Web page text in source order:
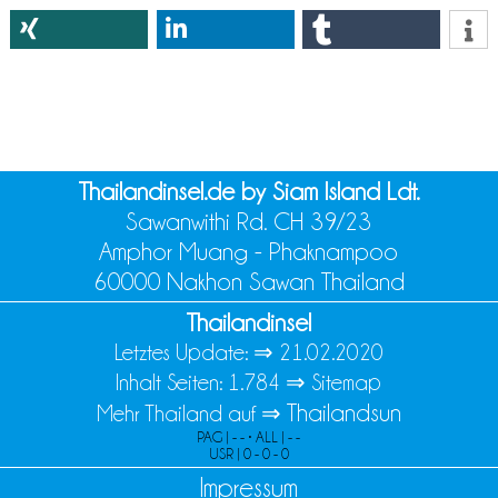
Thailandinsel.de by Siam Island Ldt.
Sawanwithi Rd. CH 39/23
Amphor Muang - Phaknampoo
60000 Nakhon Sawan Thailand
Thailandinsel
Letztes Update: ⇒ 21.02.2020
Inhalt Seiten: 1.784 ⇒ Sitemap
Mehr Thailand auf ⇒ Thailandsun
PAG | - - • ALL | - -
USR | 0 - 0 - 0
Impressum